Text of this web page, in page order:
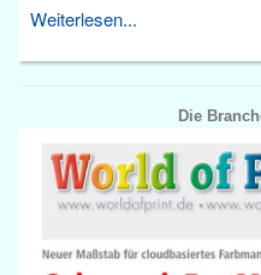
Weiterlesen...
Die